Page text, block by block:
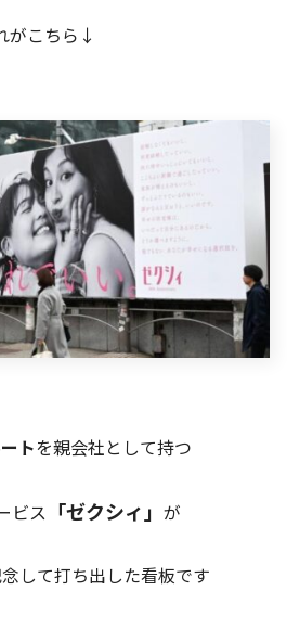
がこちら↓
トを親会社として持つ
ビス 「ゼクシィ」 が
して打ち出した看板です